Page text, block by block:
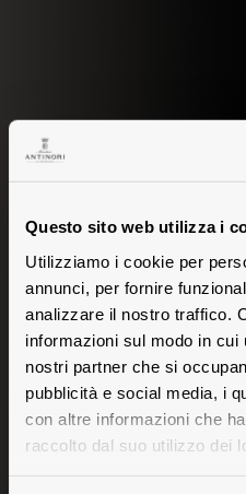
Questo sito web utilizza i
Utilizziamo i cookie per
annunci, per fornire
analizzare il nostro traffico.
informazioni sul modo in
nostri partner che si
pubblicità e social media, i
con altre informazioni che
raccolto dal suo utilizzo dei